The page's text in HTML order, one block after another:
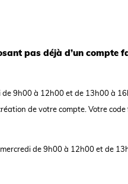
pas déjà d’un compte
9h00 à 12h00 et de 13h00 à
de votre compte. Votre
de 9h00 à 12h00 et de